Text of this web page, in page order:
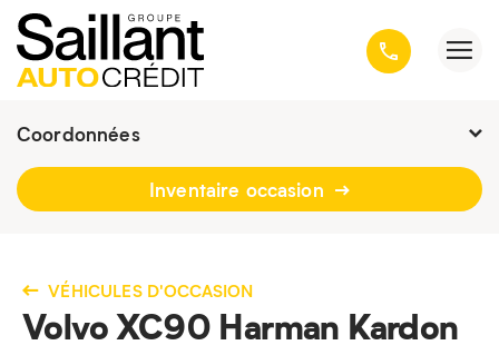
Coordonnées
Présentement ouvert jusqu'à 16h30
418 659-6431
Inventaire occasion
VÉHICULES D'OCCASION
Volvo XC90 Harman Kardon